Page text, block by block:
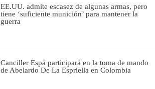
EE.UU. admite escasez de algunas armas, pero
tiene ‘suficiente munición’ para mantener la
guerra
Canciller Espá participará en la toma de mando
de Abelardo De La Espriella en Colombia